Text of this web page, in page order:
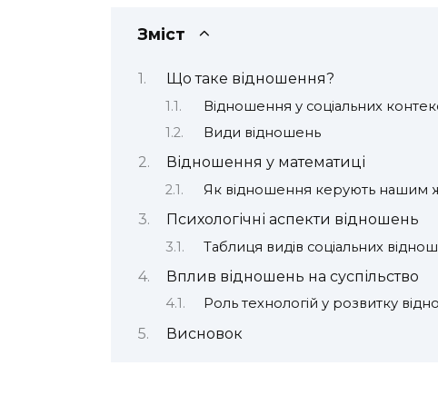
Зміст
Що таке відношення?
Відношення у соціальних
Види відношень
Відношення у математиці
Як відношення керують нашим
Психологічні аспекти відношень
Таблиця видів соціальних
Вплив відношень на суспільство
Роль технологій у розвитку
Висновок